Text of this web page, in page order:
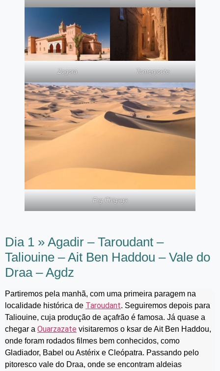
Zagora Tamegroute
Erg Chigaga
Dia 1 » Agadir – Taroudant –
Taliouine – Ait Ben Haddou – Vale do
Draa – Agdz
Partiremos pela manhã, com uma primeira paragem na
localidade histórica de Taroudant. Seguiremos depois para
Taliouine, cuja produção de açafrão é famosa. Já quase a
chegar a Ouarzazate visitaremos o ksar de Ait Ben Haddou,
onde foram rodados filmes bem conhecidos, como
Gladiador, Babel ou Astérix e Cleópatra. Passando pelo
pitoresco vale do Draa, onde se encontram aldeias